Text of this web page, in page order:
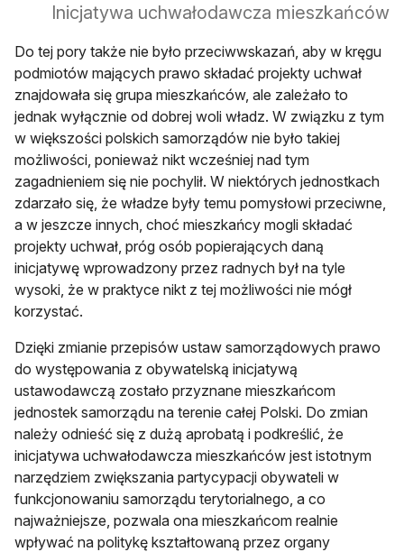
Inicjatywa uchwałodawcza mieszkańców
Do tej pory także nie było przeciwwskazań, aby w kręgu
podmiotów mających prawo składać projekty uchwał
znajdowała się grupa mieszkańców, ale zależało to
jednak wyłącznie od dobrej woli władz. W związku z tym
w większości polskich samorządów nie było takiej
możliwości, ponieważ nikt wcześniej nad tym
zagadnieniem się nie pochylił. W niektórych jednostkach
zdarzało się, że władze były temu pomysłowi przeciwne,
a w jeszcze innych, choć mieszkańcy mogli składać
projekty uchwał, próg osób popierających daną
inicjatywę wprowadzony przez radnych był na tyle
wysoki, że w praktyce nikt z tej możliwości nie mógł
korzystać.
Dzięki zmianie przepisów ustaw samorządowych prawo
do występowania z obywatelską inicjatywą
ustawodawczą zostało przyznane mieszkańcom
jednostek samorządu na terenie całej Polski. Do zmian
należy odnieść się z dużą aprobatą i podkreślić, że
inicjatywa uchwałodawcza mieszkańców jest istotnym
narzędziem zwiększania partycypacji obywateli w
funkcjonowaniu samorządu terytorialnego, a co
najważniejsze, pozwala ona mieszkańcom realnie
wpływać na politykę kształtowaną przez organy